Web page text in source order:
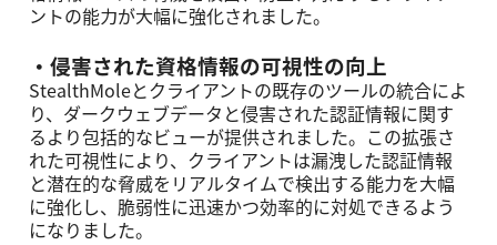
ントの能⼒が⼤幅に強化されました。
・侵害された資格情報の可視性の向上
StealthMoleとクライアントの既存のツールの統合によ
り、ダークウェブデータと侵害された認証情報に関す
るより包括的なビューが提供されました。この拡張さ
れた可視性により、クライアントは漏洩した認証情報
と潜在的な脅威をリアルタイムで検出する能⼒を⼤幅
に強化し、脆弱性に迅速かつ効率的に対処できるよう
になりました。